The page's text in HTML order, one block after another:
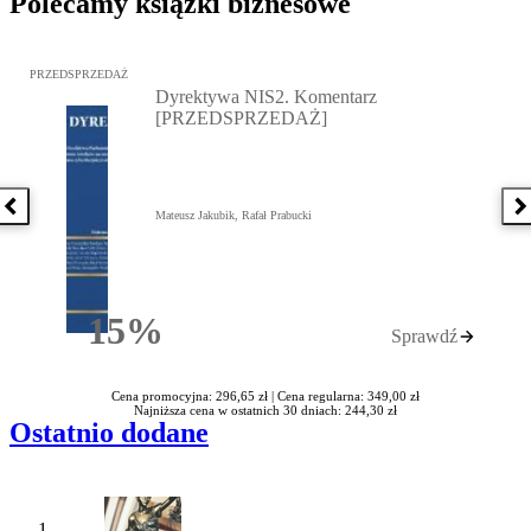
Poprzednia książka
Przejdź do: Dyrektywa NIS2. Komentarz [PRZEDSPRZEDAŻ],
PRZEDSPRZEDAŻ
15%Rabatu
Dyrektywa NIS2. Komentarz
[PRZEDSPRZEDAŻ]
Mateusz Jakubik, Rafał Prabucki
Sprawdź
Cena promocyjna: 296,65 zł | Cena regularna: 349,00 zł
Najniższa cena w ostatnich 30 dniach: 244,30 zł
Ostatnio dodane